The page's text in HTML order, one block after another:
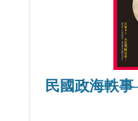
民國政海軼